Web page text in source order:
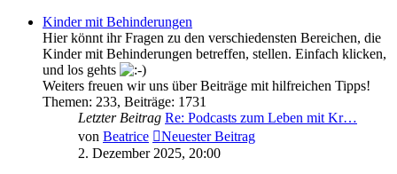
Kinder mit Behinderungen
Hier könnt ihr Fragen zu den verschiedensten Bereichen, die
Kinder mit Behinderungen betreffen, stellen. Einfach klicken,
und los gehts
Weiters freuen wir uns über Beiträge mit hilfreichen Tipps!
Themen: 233, Beiträge: 1731
Letzter Beitrag Re: Podcasts zum Leben mit Kr…
von Beatrice
Neuester Beitrag
2. Dezember 2025, 20:00